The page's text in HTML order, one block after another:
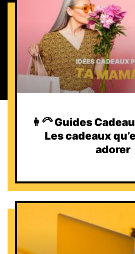
👩‍🦳 Guides
Les cadeaux
adorer